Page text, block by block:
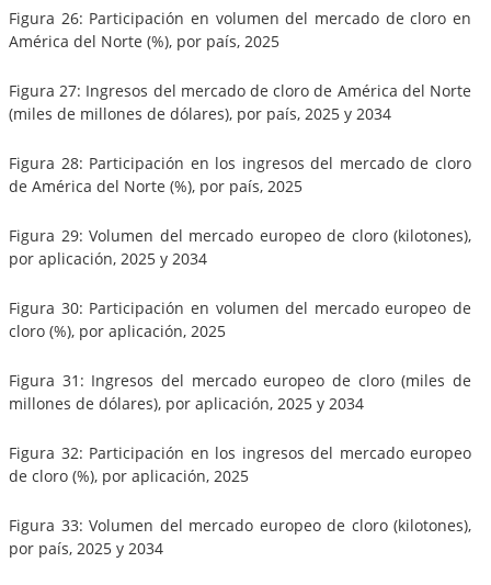
Figura 26: Participación en volumen del mercado de cloro en
América del Norte (%), por país, 2025
Figura 27: Ingresos del mercado de cloro de América del Norte
(miles de millones de dólares), por país, 2025 y 2034
Figura 28: Participación en los ingresos del mercado de cloro
de América del Norte (%), por país, 2025
Figura 29: Volumen del mercado europeo de cloro (kilotones),
por aplicación, 2025 y 2034
Figura 30: Participación en volumen del mercado europeo de
cloro (%), por aplicación, 2025
Figura 31: Ingresos del mercado europeo de cloro (miles de
millones de dólares), por aplicación, 2025 y 2034
Figura 32: Participación en los ingresos del mercado europeo
de cloro (%), por aplicación, 2025
Figura 33: Volumen del mercado europeo de cloro (kilotones),
por país, 2025 y 2034